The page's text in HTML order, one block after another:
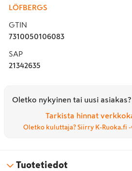
LÖFBERGS
GTIN
7310050106083
SAP
21342635
Oletko nykyinen tai uusi asiakas?
Tarkista hinnat
Oletko kuluttaja? Siirry K-Ruoka.fi
Tuotetiedot